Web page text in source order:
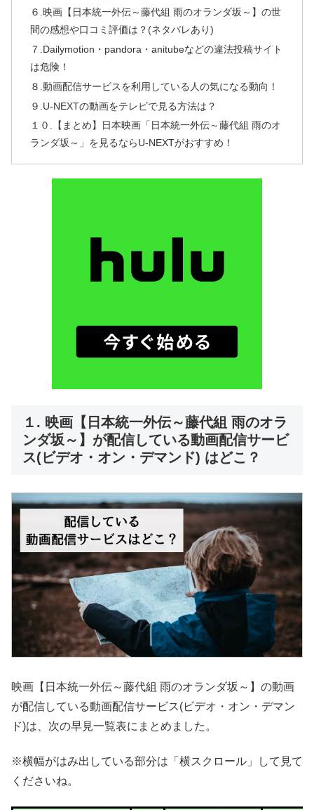
６.映画【日本統一外伝～藤代組 雨のオランダ坂～】の世
間の感想や口コミ評価は？(ネタバレあり)
７.Dailymotion・pandora・anitubeなどの違法投稿サイト
は危険！
８.動画配信サービスを利用している人の気になる動向！
９.U-NEXTの動画をテレビで見る方法は？
１０.【まとめ】日本映画「日本統一外伝～藤代組 雨のオ
ランダ坂～」を見るならU-NEXTがおすすめ！
１. 映画【日本統一外伝～藤代組 雨のオラ
ンダ坂～】が配信している動画配信サービ
ス(ビデオ・オン・デマンド) はどこ？
映画【日本統一外伝～藤代組 雨のオランダ坂～】の動画
が配信している動画配信サービス(ビデオ・オン・デマン
ド)は、次の早見一覧表にまとめました。
※横幅がはみ出している部分は「横スクロール」して見て
くださいね。